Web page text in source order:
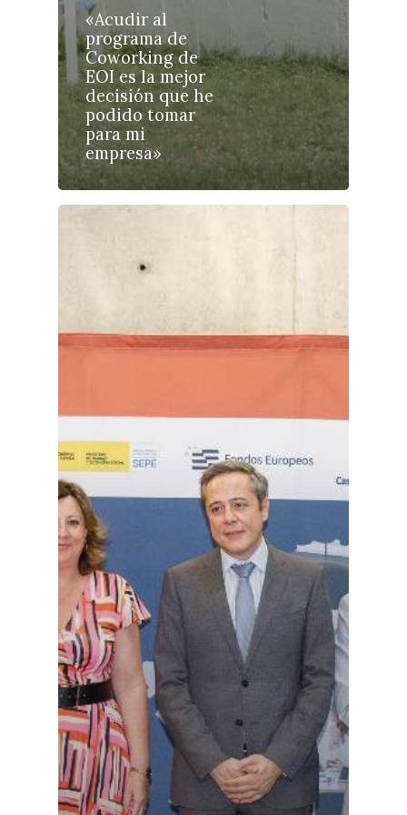
«Acudir al
programa de
Coworking de
EOI es la mejor
decisión que he
podido tomar
para mi
empresa»
Galerías